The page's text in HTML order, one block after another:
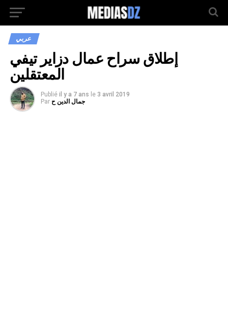
عربي
إطلاق سراح عمال دزاير تيفي
المعتقلين
Publié il y a 7 ans le 3 avril 2019
Par جمال الدين ح